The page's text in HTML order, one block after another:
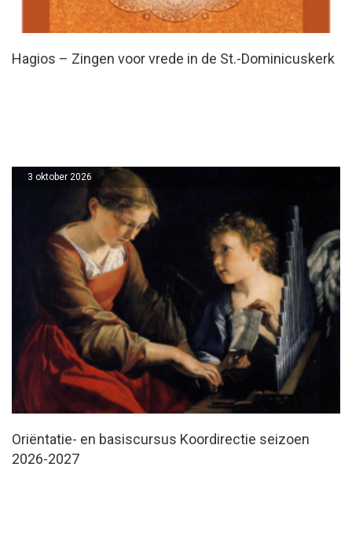
Hagios – Zingen voor vrede in de St.-Dominicuskerk
Oriëntatie- en basiscursus Koordirectie seizoen
2026-2027
3 oktober 2026